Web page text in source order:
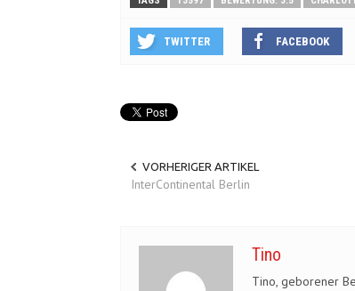
TWITTER FACEBOOK
VORHERIGER ARTIKEL
InterContinental Berlin
Tino
Tino, geborener